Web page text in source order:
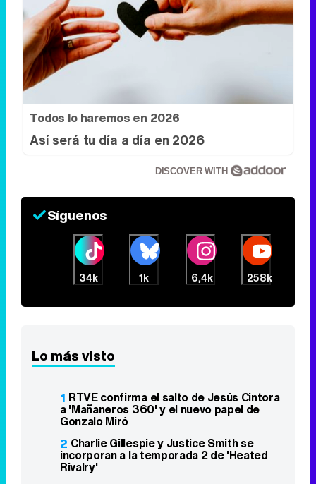
Todos lo haremos en 2026
Así será tu día a día en 2026
DISCOVER WITH
Síguenos
34k 1k 6,4k 258k
Lo más visto
1 RTVE confirma el salto de Jesús Cintora
a 'Mañaneros 360' y el nuevo papel de
Gonzalo Miró
2 Charlie Gillespie y Justice Smith se
incorporan a la temporada 2 de 'Heated
Rivalry'